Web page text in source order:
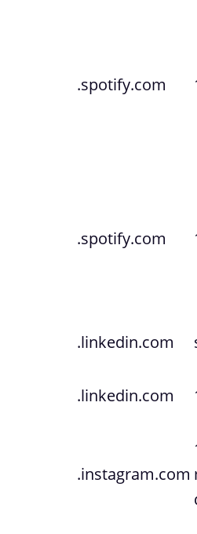
.spotify.com
.spotify.com
.linkedin.com
.linkedin.com
.instagram.com